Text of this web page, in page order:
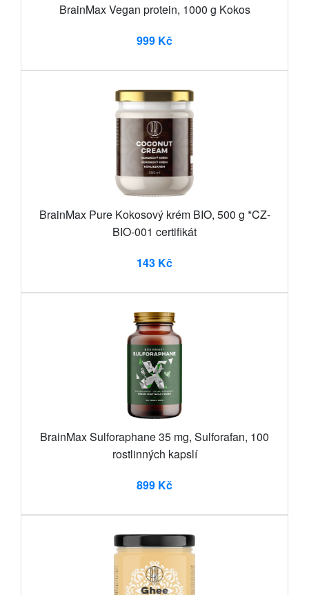
BrainMax Vegan protein, 1000 g Kokos
999 Kč
BrainMax Pure Kokosový krém BIO, 500 g *CZ-
BIO-001 certifikát
143 Kč
BrainMax Sulforaphane 35 mg, Sulforafan, 100
rostlinných kapslí
899 Kč